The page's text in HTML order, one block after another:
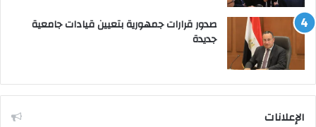
صدور قرارات جمهورية بتعيين قيادات جامعية
جديدة
الإعلانات